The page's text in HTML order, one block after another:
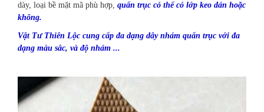
dày, loại bề mặt mã phù hợp, quấn trục có thể có lớp keo dán hoặc
không.
Vật Tư Thiên Lộc cung cấp đa dạng dây nhám quấn trục với đa
dạng màu sắc, và độ nhám ...